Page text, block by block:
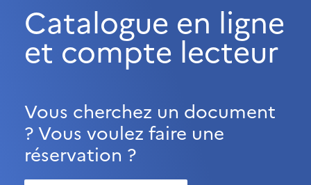
Catalogue en ligne
et compte lecteur
Vous cherchez un document
? Vous voulez faire une
réservation ?